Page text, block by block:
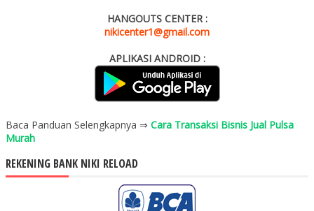
HANGOUTS CENTER :
nikicenter1@gmail.com
APLIKASI ANDROID :
Baca Panduan Selengkapnya ⇒ Cara Transaksi Bisnis Jual Pulsa
Murah
REKENING BANK NIKI RELOAD